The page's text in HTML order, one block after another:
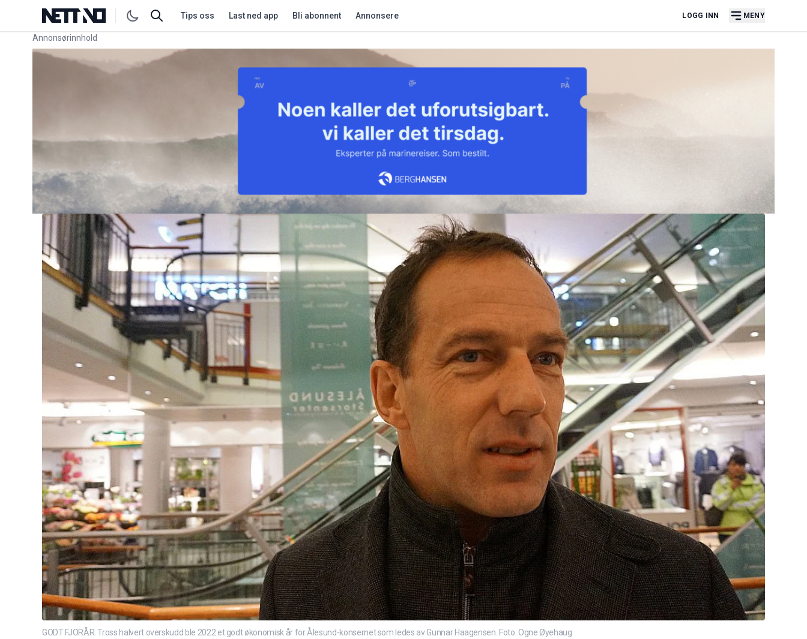
Tips oss Last ned app Bli abonnent Annonsere LOGG INN MENY
Annonsørinnhold
Link for annonse
GODT FJORÅR: Tross halvert overskudd ble 2022 et godt økonomisk år for Ålesund-konsernet som ledes av Gunnar Haagensen. Foto: Ogne Øyehaug